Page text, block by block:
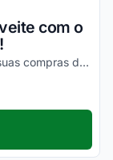
com o
Não fique de fora dessa e economize nas suas compras da melhor maneira possível!